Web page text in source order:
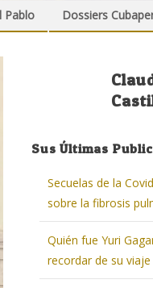
Pablo Dossiers
Sus Últimas
Secuelas de la
sobre la fibrosis
Quién fue Yuri
recordar de su